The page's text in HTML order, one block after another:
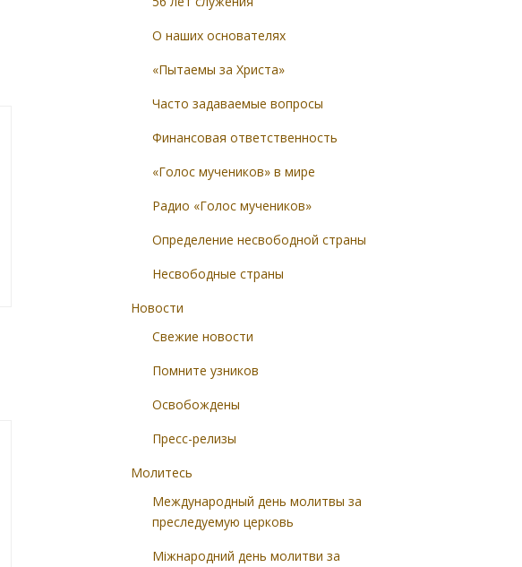
О наших основателях
«Пытаемы за Христа»
Часто задаваемые вопросы
Финансовая ответственность
«Голос мучеников» в мире
Радио «Голос мучеников»
Определение несвободной страны
Несвободные страны
Новости
Свежие новости
Помните узников
Освобождены
Пресс-релизы
Молитесь
Международный день молитвы за
преследуемую церковь
Міжнародний день молитви за